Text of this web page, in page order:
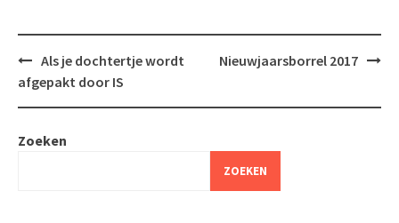
Bericht
navigatie
Als je dochtertje wordt
afgepakt door IS
Nieuwjaarsborrel 2017
Zoeken
ZOEKEN